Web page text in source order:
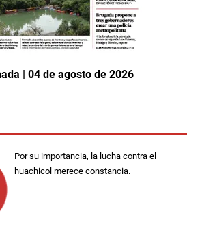
| 04 de agosto de 2026
Por su importancia, la lucha contra el
huachicol merece constancia.